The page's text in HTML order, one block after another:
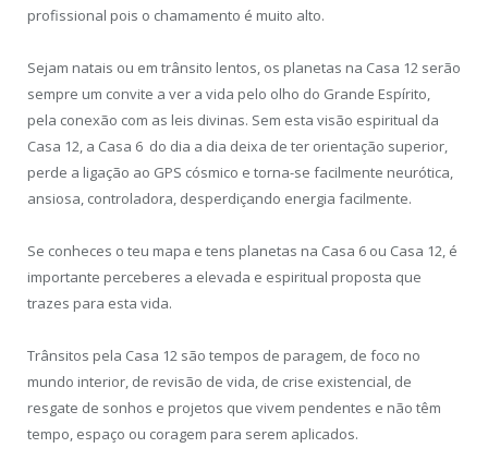
profissional pois o chamamento é muito alto.
Sejam natais ou em trânsito lentos, os planetas na Casa 12 serão
sempre um convite a ver a vida pelo olho do Grande Espírito,
pela conexão com as leis divinas. Sem esta visão espiritual da
Casa 12, a Casa 6 do dia a dia deixa de ter orientação superior,
perde a ligação ao GPS cósmico e torna-se facilmente neurótica,
ansiosa, controladora, desperdiçando energia facilmente.
Se conheces o teu mapa e tens planetas na Casa 6 ou Casa 12, é
importante perceberes a elevada e espiritual proposta que
trazes para esta vida.
Trânsitos pela Casa 12 são tempos de paragem, de foco no
mundo interior, de revisão de vida, de crise existencial, de
resgate de sonhos e projetos que vivem pendentes e não têm
tempo, espaço ou coragem para serem aplicados.